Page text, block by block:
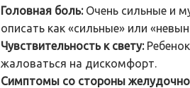
Головная боль:Очень сильные и
описать как «сильные» или
Чувствительность к свету:
жаловаться на дискомфорт.
Симптомы со стороны